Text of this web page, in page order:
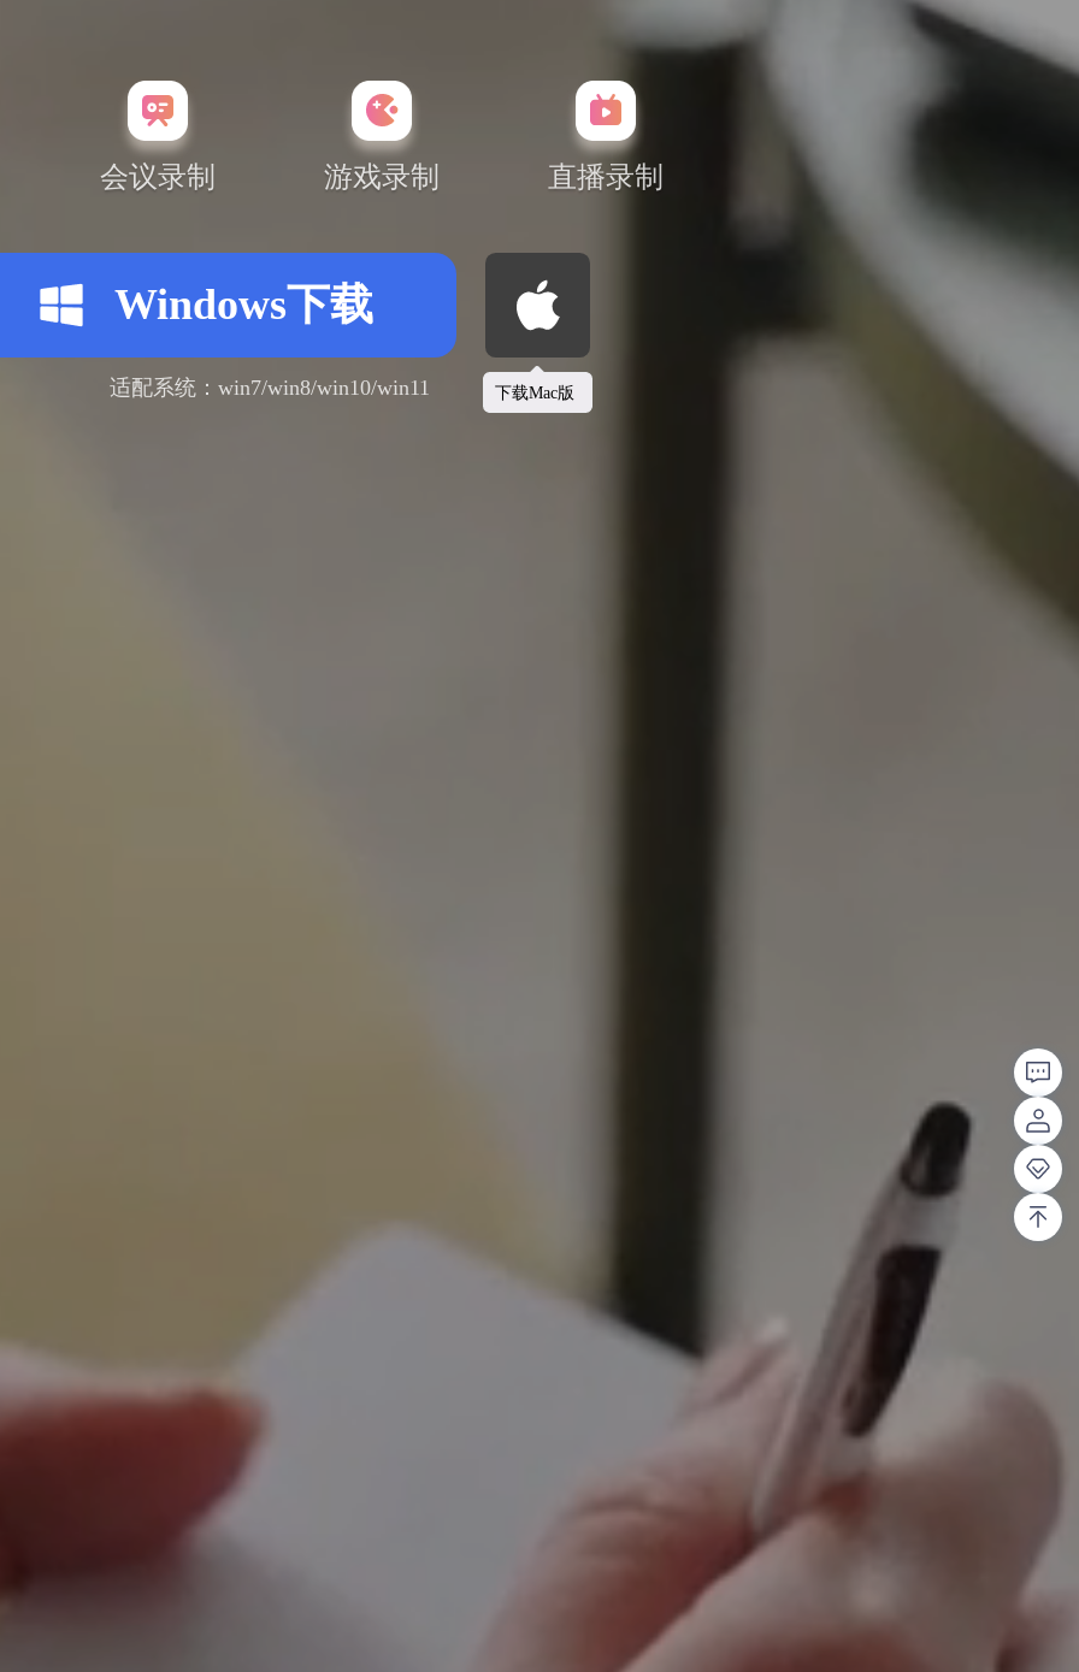
会议录制 游戏录制 直播录制
Windows下载
下载Mac版
适配系统：win7/win8/win10/win11